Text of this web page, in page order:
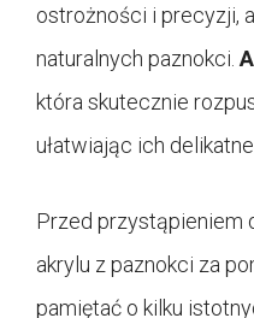
ostrożności i precyzji,
naturalnych paznokci.
która skutecznie
ułatwiając ich
Przed przystąpieniem
akrylu z paznokci za
pamiętać o kilku